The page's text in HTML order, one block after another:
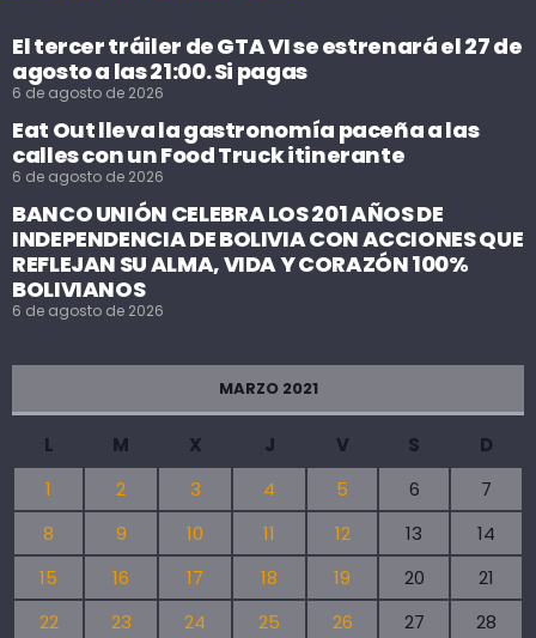
El tercer tráiler de GTA VI se estrenará el 27 de
agosto a las 21:00. Si pagas
6 de agosto de 2026
Eat Out lleva la gastronomía paceña a las
calles con un Food Truck itinerante
6 de agosto de 2026
BANCO UNIÓN CELEBRA LOS 201 AÑOS DE
INDEPENDENCIA DE BOLIVIA CON ACCIONES QUE
REFLEJAN SU ALMA, VIDA Y CORAZÓN 100%
BOLIVIANOS
6 de agosto de 2026
MARZO 2021
L M X J V S
D
1
2 3 4 5 6
7
8
9 10 11 12 13
14
15
16 17 18 19 20
21
22
23 24 25 26 27 28